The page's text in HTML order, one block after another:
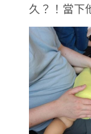
久？！當下